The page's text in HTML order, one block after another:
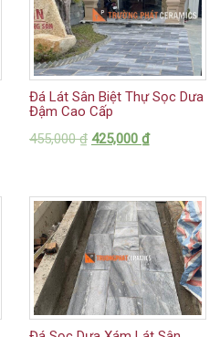
Đá Lát Sân Biệt Thự Sọc Dưa
Đậm Cao Cấp
455,000₫ 425,000 ₫